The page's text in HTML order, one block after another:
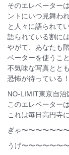
そのエレベーター
ントにいつ見舞わ
と人々に語られてい
語られている割に
やがて、あなたも
ベーターを使うこと
不気味な写真とと
恐怖が待っている！
NO-LIMIT東京自治
このエレベーター
これは毎日高円寺
ぎゃ〜〜〜〜〜〜
うげ〜〜〜〜〜〜